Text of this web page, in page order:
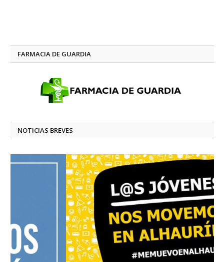
FARMACIA DE GUARDIA
NOTICIAS BREVES